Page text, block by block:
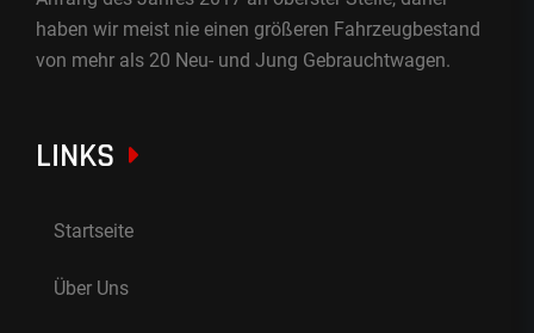
haben wir meist nie einen größeren Fahrzeugbestand
von mehr als 20 Neu- und Jung Gebrauchtwagen.
LINKS
Startseite
Über Uns